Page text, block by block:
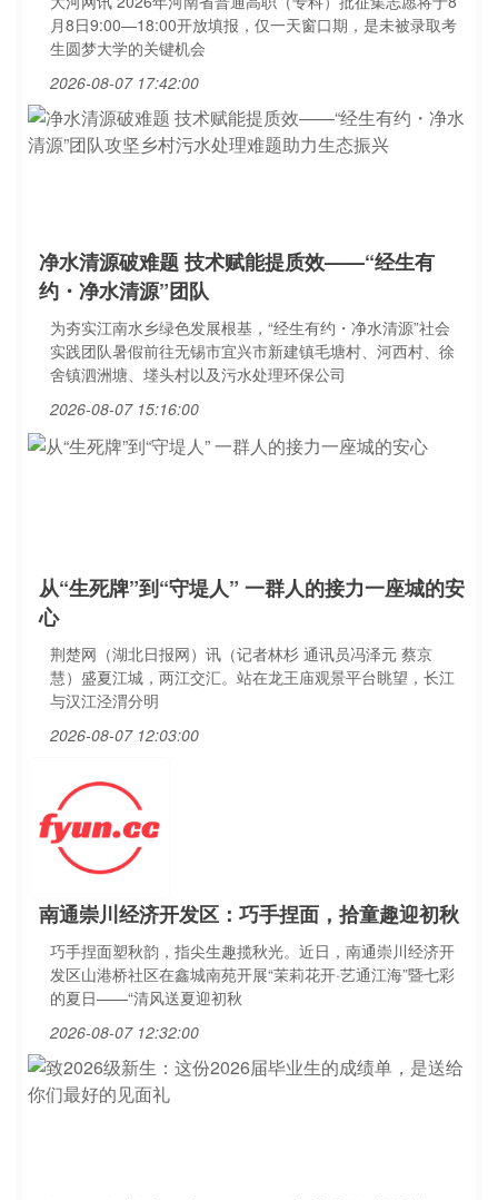
月8日9:00—18:00开放填报，仅一天窗口期，是未被录取考
生圆梦大学的关键机会
2026-08-07 17:42:00
净水清源破难题 技术赋能提质效——“经生有
约・净水清源”团队
为夯实江南水乡绿色发展根基，“经生有约・净水清源”社会
实践团队暑假前往无锡市宜兴市新建镇毛塘村、河西村、徐
舍镇泗洲塘、堘头村以及污水处理环保公司
2026-08-07 15:16:00
从“生死牌”到“守堤人” 一群人的接力一座城的安
心
荆楚网（湖北日报网）讯（记者林杉 通讯员冯泽元 蔡京
慧）盛夏江城，两江交汇。站在龙王庙观景平台眺望，长江
与汉江泾渭分明
2026-08-07 12:03:00
南通崇川经济开发区：巧手捏面，拾童趣迎初秋
巧手捏面塑秋韵，指尖生趣揽秋光。近日，南通崇川经济开
发区山港桥社区在鑫城南苑开展“茉莉花开·艺通江海”暨七彩
的夏日——“清风送夏迎初秋
2026-08-07 12:32:00